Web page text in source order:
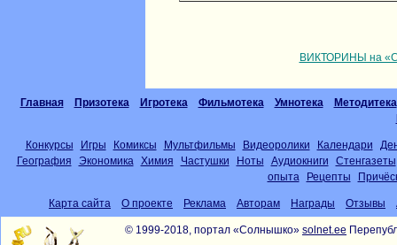
ВИКТОРИНЫ на
Главная Призотека Игротека Фильмотека Умнотека
Методитека
Конкурсы Игры Комиксы Мультфильмы Видеоролики Календари
География
Экономика Химия Частушки Ноты Аудиокниги
Стенгазеты
опыта
Рецепты
Карта сайта О проекте Реклама Авторам Награды Отзывы
© 1999-2018, портал «Солнышко» solnet.ee